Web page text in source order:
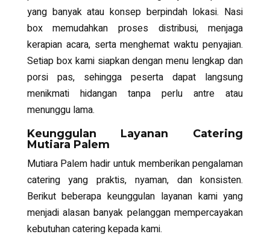
yang banyak atau konsep berpindah lokasi. Nasi
box memudahkan proses distribusi, menjaga
kerapian acara, serta menghemat waktu penyajian.
Setiap box kami siapkan dengan menu lengkap dan
porsi pas, sehingga peserta dapat langsung
menikmati hidangan tanpa perlu antre atau
menunggu lama.
Keunggulan Layanan Catering
Mutiara Palem
Mutiara Palem hadir untuk memberikan pengalaman
catering yang praktis, nyaman, dan konsisten.
Berikut beberapa keunggulan layanan kami yang
menjadi alasan banyak pelanggan mempercayakan
kebutuhan catering kepada kami.